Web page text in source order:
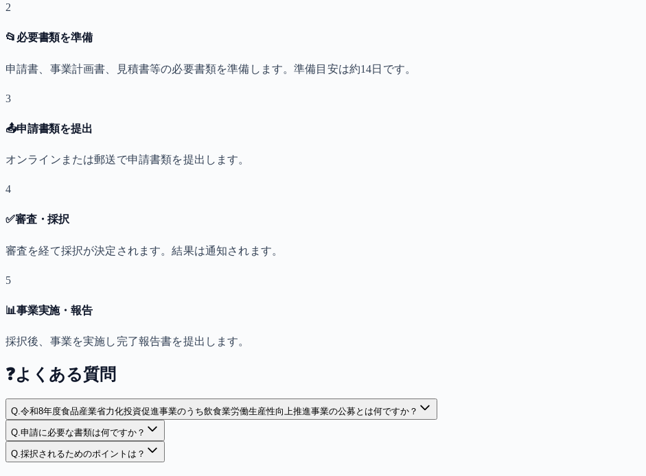
2
📂 必要書類を準備
申請書、事業計画書、見積書等の必要書類を準備します。準備目安は約14日です。
3
📤申請書類を提出
オンラインまたは郵送で申請書類を提出します。
4
✅審査・採択
審査を経て採択が決定されます。結果は通知されます。
5
📊事業実施・報告
採択後、事業を実施し完了報告書を提出します。
❓よくある質問
Q.令和8年度食品産業省力化投資促進事業のうち飲食業労働生産性向上推進事業の公募とは何ですか？
Q.申請に必要な書類は何ですか？
Q.採択されるためのポイントは？